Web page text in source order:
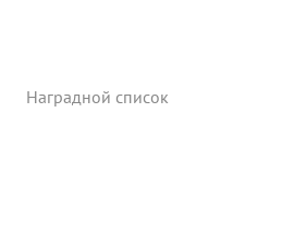
Наградной список